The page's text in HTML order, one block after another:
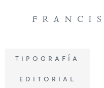
francis
tipografía
editorial